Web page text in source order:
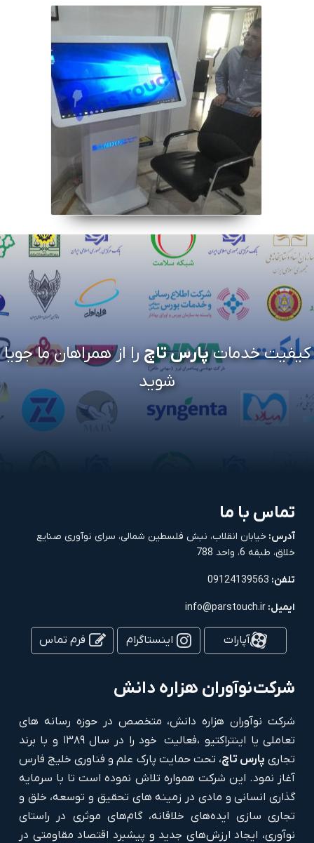
کیفیت خدماتپارس تاچرا از همراهان ما جویا
شوید
تماس با ما
آدرس: خیابان انقلاب، نبش فلسطین شمالی، سرای نوآوری صنایع
خلاق، طبقه 6، واحد 788
تلفن: 09124139563
ایمیل: info@parstouch.ir
آپارات اینستاگرام فرم تماس
شرکتنوآوران هزاره دانش
شرکت نوآوران هزاره دانش، متخصص در حوزه رسانه های
تعاملی یا اینتراکتیو ،فعالیت خود را در سال ۱۳۸۹ و با برند
تجاری پارس تاچ، تحت حمایت پارک علم و فناوری خلیج فارس
آغاز نمود. این شرکت همواره تلاش نموده است تا با سرمایه
گذاری انسانی و مادی در زمینه های تحقیق و توسعه، خلق و
تجاری سازی ایده‌های خلاقانه، گام‌های موثری در راستای
نوآوری، ایجاد ارزش‌های جدید و پیشبرد اقتصاد مقاومتی در